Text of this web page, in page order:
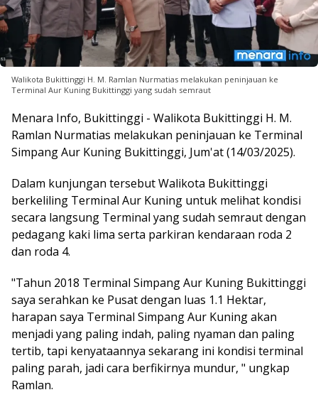
Walikota Bukittinggi H. M. Ramlan Nurmatias melakukan peninjauan ke
Terminal Aur Kuning Bukittinggi yang sudah semraut
Menara Info, Bukittinggi - Walikota Bukittinggi H. M.
Ramlan Nurmatias melakukan peninjauan ke Terminal
Simpang Aur Kuning Bukittinggi, Jum'at (14/03/2025).
Dalam kunjungan tersebut Walikota Bukittinggi
berkeliling Terminal Aur Kuning untuk melihat kondisi
secara langsung Terminal yang sudah semraut dengan
pedagang kaki lima serta parkiran kendaraan roda 2
dan roda 4.
"Tahun 2018 Terminal Simpang Aur Kuning Bukittinggi
saya serahkan ke Pusat dengan luas 1.1 Hektar,
harapan saya Terminal Simpang Aur Kuning akan
menjadi yang paling indah, paling nyaman dan paling
tertib, tapi kenyataannya sekarang ini kondisi terminal
paling parah, jadi cara berfikirnya mundur, " ungkap
Ramlan.